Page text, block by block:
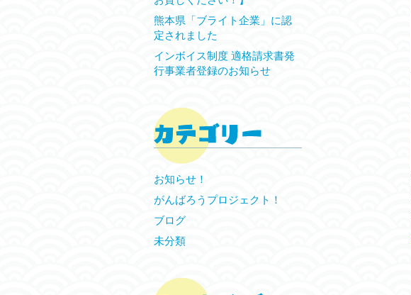
熊本県「ブライト企業」に認
定されました
インボイス制度 適格請求書発
行事業者登録のお知らせ
お知らせ！
がんばろうプロジェクト！
ブログ
未分類